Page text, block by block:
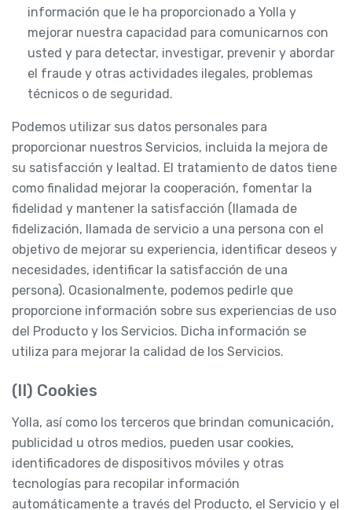
información que le ha proporcionado a Yolla y
mejorar nuestra capacidad para comunicarnos con
usted y para detectar, investigar, prevenir y abordar
el fraude y otras actividades ilegales, problemas
técnicos o de seguridad.
Podemos utilizar sus datos personales para
proporcionar nuestros Servicios, incluida la mejora de
su satisfacción y lealtad. El tratamiento de datos tiene
como finalidad mejorar la cooperación, fomentar la
fidelidad y mantener la satisfacción (llamada de
fidelización, llamada de servicio a una persona con el
objetivo de mejorar su experiencia, identificar deseos y
necesidades, identificar la satisfacción de una
persona). Ocasionalmente, podemos pedirle que
proporcione información sobre sus experiencias de uso
del Producto y los Servicios. Dicha información se
utiliza para mejorar la calidad de los Servicios.
(II) Cookies
Yolla, así como los terceros que brindan comunicación,
publicidad u otros medios, pueden usar cookies,
identificadores de dispositivos móviles y otras
tecnologías para recopilar información
automáticamente a través del Producto, el Servicio y el